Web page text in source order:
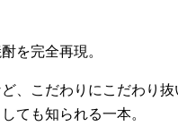
を完全再現。
、こだわりにこだわり抜
ても知られる一本。